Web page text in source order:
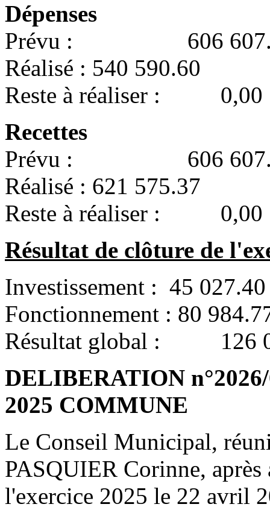
Dépenses
Prévu : 606
Réalisé : 540 590.60
Reste à réaliser : 0,00
Recettes
Prévu : 606
Réalisé : 621 575.37
Reste à réaliser : 0,00
Résultat de clôture de
Investissement : 45 027.40
Fonctionnement : 80
Résultat global : 126
DELIBERATION
2025 COMMUNE
Le Conseil Municipal,
PASQUIER Corinne,
l'exercice 2025 le 22 avril